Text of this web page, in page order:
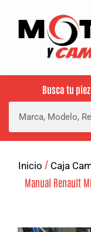
Busca tu
Inicio / Caja
Manual Renault